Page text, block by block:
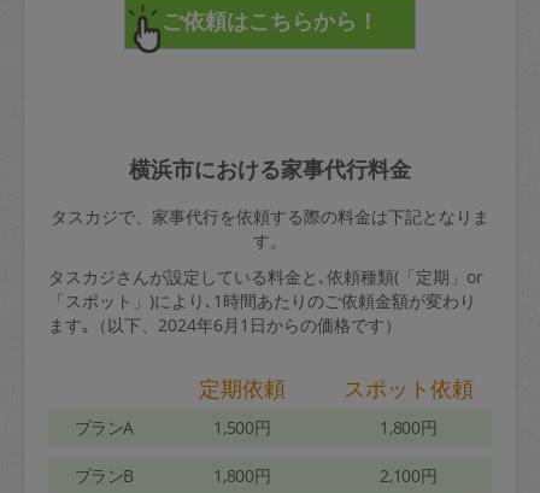
横浜市における家事代行料金
タスカジで、家事代行を依頼する際の料金は下記となりま
す。
タスカジさんが設定している料金と､依頼種類(「定期」or
「スポット」)により､1時間あたりのご依頼金額が変わり
ます｡（以下、2024年6月1日からの価格です）
定期依頼 スポット依頼
プランA 1,500円 1,800円
プランB 1,800円 2,100円